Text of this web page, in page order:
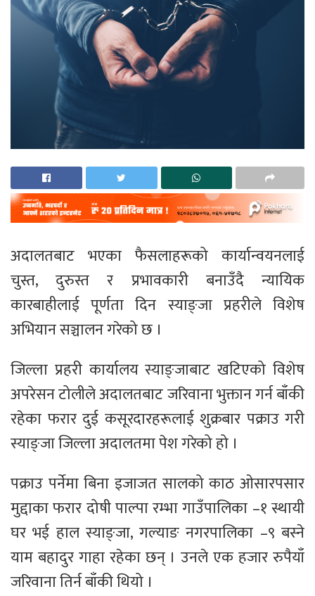
अदालतबाट भएका फैसलाहरूको कार्यान्वयनलाई
चुस्त, दुरुस्त र प्रभावकारी बनाउँदै न्यायिक
कारबाहीलाई पूर्णता दिन स्याङ्जा प्रहरीले विशेष
अभियान सञ्चालन गरेको छ ।
जिल्ला प्रहरी कार्यालय स्याङ्जाबाट खटिएको विशेष
अपरेसन टोलीले अदालतबाट जरिवाना भुक्तान गर्न बाँकी
रहेका फरार दुई कसूरदारहरूलाई शुक्रबार पक्राउ गरी
स्याङ्जा जिल्ला अदालतमा पेश गरेको हो ।
पक्राउ पर्नेमा बिना इजाजत सालको काठ ओसारपसार
मुद्दाका फरार दोषी पाल्पा रम्भा गाउँपालिका –१ स्थायी
घर भई हाल स्याङ्जा, गल्याङ नगरपालिका –९ बस्ने
याम बहादुर गाहा रहेका छन् । उनले एक हजार रुपैयाँ
जरिवाना तिर्न बाँकी थियो ।